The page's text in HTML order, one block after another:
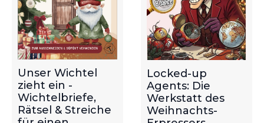
Unser Wichtel
zieht ein -
Wichtelbriefe,
Rätsel & Streiche
Locked-up
Agents: Die
Werkstatt des
Weihnachts-